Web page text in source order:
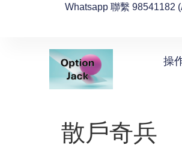
Whatsapp 聯繫 98541182
操
散戶奇兵